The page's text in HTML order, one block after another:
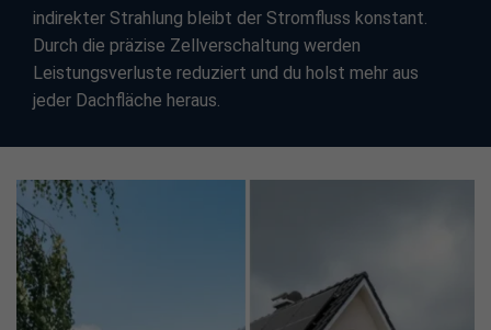
indirekter Strahlung bleibt der Stromfluss konstant.
Durch die präzise Zellverschaltung werden
Leistungsverluste reduziert und du holst mehr aus
jeder Dachfläche heraus.